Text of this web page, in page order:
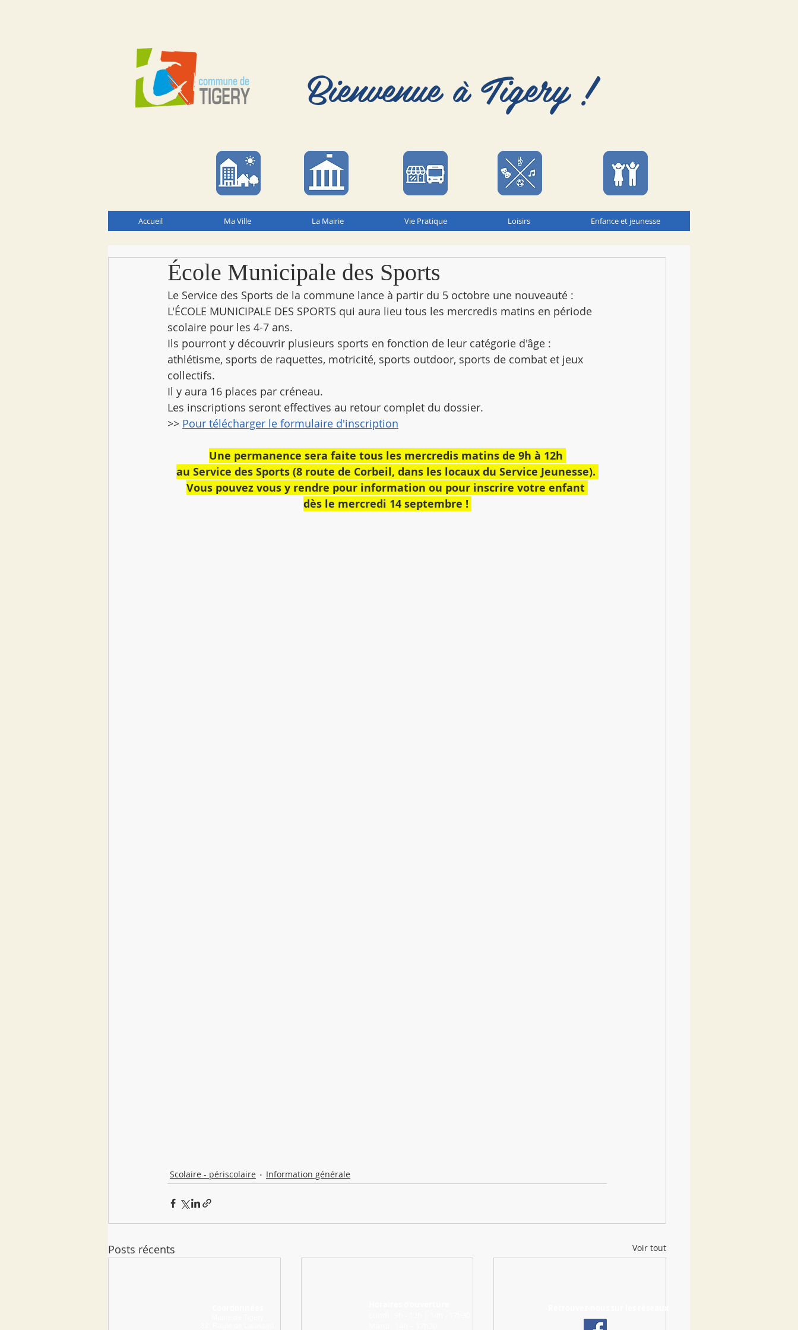
Bienvenue à Tigery !
Accueil Ma Ville La Mairie Vie Pratique Loisirs Enfance et jeunesse
École Municipale des Sports
Le Service des Sports de la commune lance à partir du 5 octobre une nouveauté :
L'ÉCOLE MUNICIPALE DES SPORTS qui aura lieu tous les mercredis matins en période
scolaire pour les 4-7 ans.
Ils pourront y découvrir plusieurs sports en fonction de leur catégorie d'âge :
athlétisme, sports de raquettes, motricité, sports outdoor, sports de combat et jeux
collectifs.
Il y aura 16 places par créneau.
Les inscriptions seront effectives au retour complet du dossier.
>> Pour télécharger le formulaire d'inscription
Une permanence sera faite tous les mercredis matins de 9h à 12h
au Service des Sports (8 route de Corbeil, dans les locaux du Service Jeunesse).
Vous pouvez vous y rendre pour information ou pour inscrire votre enfant
dès le mercredi 14 septembre !
Scolaire - périscolaire Information générale
Posts récents Voir tout
Retrouvez-nous sur les réseaux